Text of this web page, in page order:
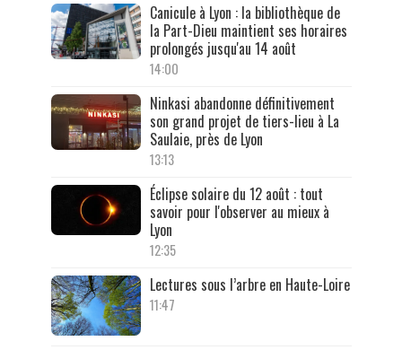
Canicule à Lyon : la bibliothèque de
la Part-Dieu maintient ses horaires
prolongés jusqu'au 14 août
14:00
Ninkasi abandonne définitivement
son grand projet de tiers-lieu à La
Saulaie, près de Lyon
13:13
Éclipse solaire du 12 août : tout
savoir pour l'observer au mieux à
Lyon
12:35
Lectures sous l’arbre en Haute-Loire
11:47